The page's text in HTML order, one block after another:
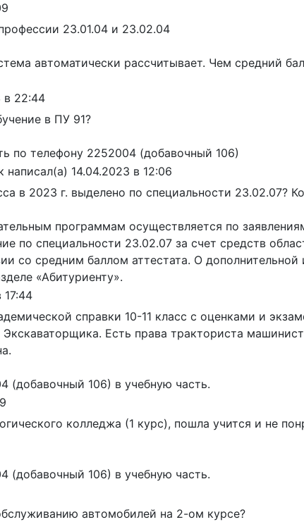
23.01.04 и 23.02.04
автоматически рассчитывает. Чем средний
в 22:44
в ПУ 91?
по телефону 2252004 (добавочный 106)
написал(а) 14.04.2023 в 12:06
в 2023 г. выделено по специальности 23.02.07?
программам осуществляется по
по специальности 23.02.07 за счет средств
со средним баллом аттестата. О
«Абитуриенту».
17:44
справки 10-11 класс с оценками и
Есть права тракториста
(добавочный 106) в учебную часть.
колледжа (1 курс), пошла учится и не
(добавочный 106) в учебную часть.
автомобилей на 2-ом курсе?